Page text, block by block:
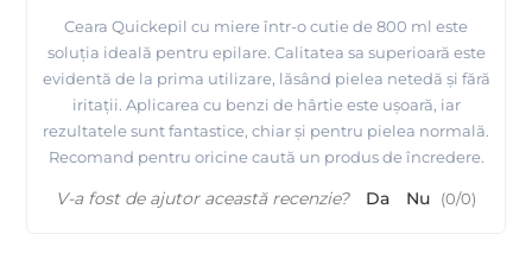
Ceara Quickepil cu miere într-o cutie de 800 ml este
soluția ideală pentru epilare. Calitatea sa superioară este
evidentă de la prima utilizare, lăsând pielea netedă și fără
iritații. Aplicarea cu benzi de hârtie este ușoară, iar
rezultatele sunt fantastice, chiar și pentru pielea normală.
Recomand pentru oricine caută un produs de încredere.
V-a fost de ajutor această recenzie? Da Nu (0/0)